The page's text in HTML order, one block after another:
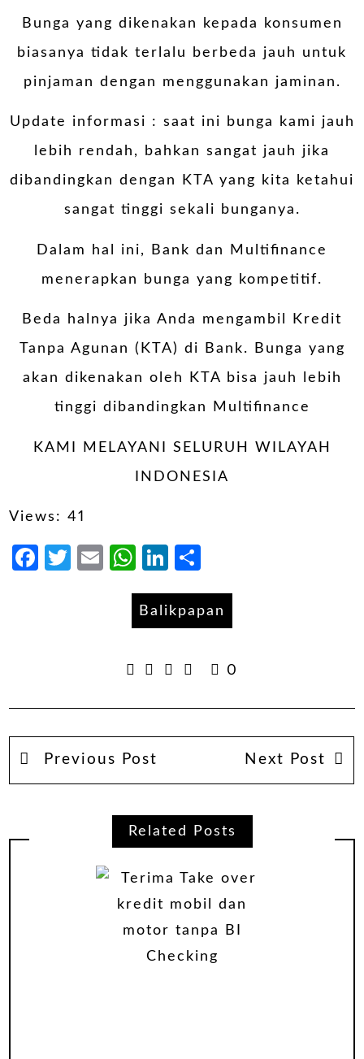
Bunga yang dikenakan kepada konsumen
biasanya tidak terlalu berbeda jauh untuk
pinjaman dengan menggunakan jaminan.
Update informasi : saat ini bunga kami jauh
lebih rendah, bahkan sangat jauh jika
dibandingkan dengan KTA yang kita ketahui
sangat tinggi sekali bunganya.
Dalam hal ini, Bank dan Multifinance
menerapkan bunga yang kompetitif.
Beda halnya jika Anda mengambil Kredit
Tanpa Agunan (KTA) di Bank. Bunga yang
akan dikenakan oleh KTA bisa jauh lebih
tinggi dibandingkan Multifinance
KAMI MELAYANI SELURUH WILAYAH
INDONESIA
Views: 41
Facebook
Twitter
EmailWhatsApp
LinkedIn
Balikpapan
0
Previous Post Next Post
Related Posts